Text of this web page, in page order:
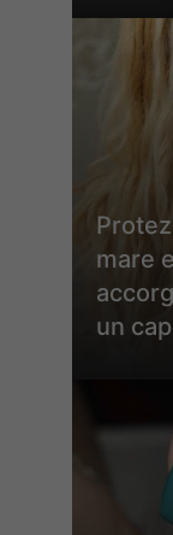
mare
un